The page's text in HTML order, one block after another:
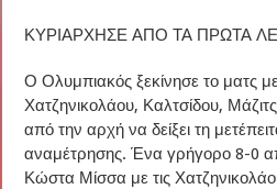
ΚΥΡΙΑΡΧΗΣΕ ΑΠΟ ΤΑ ΠΡΩΤΑ
Ο Ολυμπιακός ξεκίνησε το ματς
Χατζηνικολάου, Καλτσίδου,
από την αρχή να δείξει τη
αναμέτρησης. Ένα γρήγορο 8-0
Κώστα Μίσσα με τις